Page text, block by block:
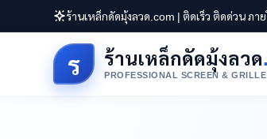
ร้านเหล็กดัดมุ้งลวด.com | ติดเร็ว ติดด่วน ภา
ร ร้านเหล็กดัดมุ้งลวด
PROFESSIONAL SCREEN &